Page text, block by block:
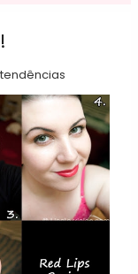
tendências